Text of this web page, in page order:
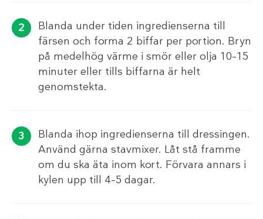
Blanda under tiden ingredienserna till
färsen och forma 2 biffar per portion. Bryn
på medelhög värme i smör eller olja 10–15
minuter eller tills biffarna är helt
genomstekta.
Blanda ihop ingredienserna till dressingen.
Använd gärna stavmixer. Låt stå framme
om du ska äta inom kort. Förvara annars i
kylen upp till 4–5 dagar.